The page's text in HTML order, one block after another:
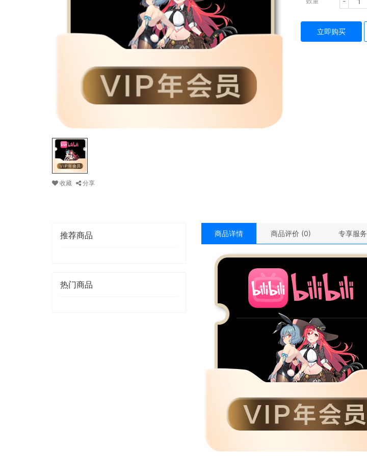
收藏 分享
立即购买
推荐商品
热门商品
商品详情 商品评价 (0) 专享服务